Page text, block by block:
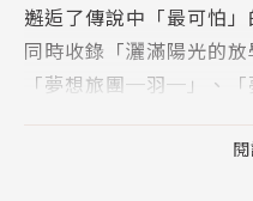
邂逅了傳說中「最可怕
同時收錄「灑滿陽光的
「夢想旅團─羽─」、「